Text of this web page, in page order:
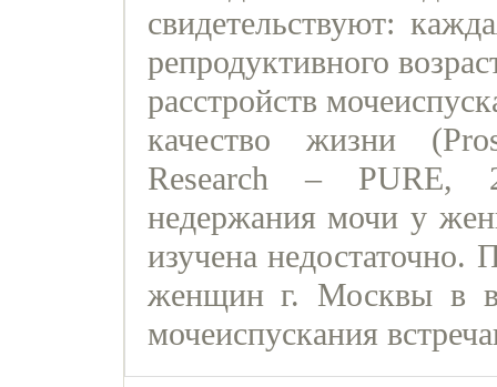
свидетельствуют:
репродуктивного
расстройств
качество жизни
Research – PURE,
недержания мочи у
изучена
женщин г. Москвы в
мочеиспускания